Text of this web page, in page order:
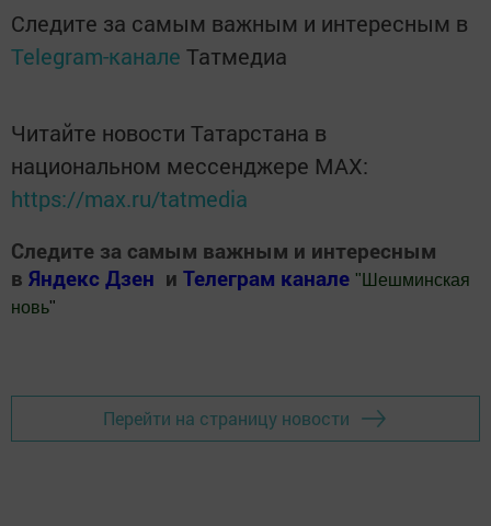
Следите за самым важным и интересным в
Telegram-канале Татмедиа
Читайте новости Татарстана в
национальном мессенджере MАХ:
https://max.ru/tatmedia
Следите за самым важным и интересным
в Яндекс Дзен и Телеграм канале " Шешминская
новь"
Перейти на страницу новости